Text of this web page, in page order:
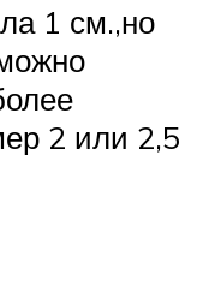
1 см.,но
2 или 2,5